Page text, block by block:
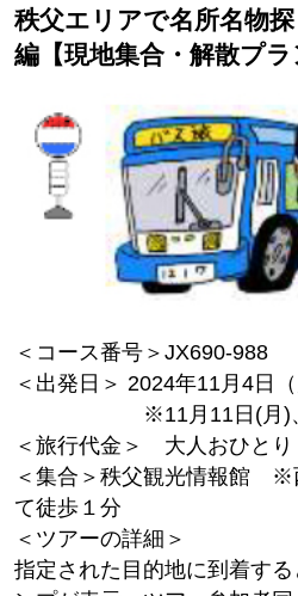
秩父エリアで名所名物
編【現地集合・解散プラ
＜コース番号＞JX690-988
＜出発日＞ 2024年11月4日
※11月11日(月)、25
＜旅行代金＞ 大人おひ
＜集合＞秩父観光情報館 ※
て徒歩１分
＜ツアーの詳細＞
指定された目的地に到着す